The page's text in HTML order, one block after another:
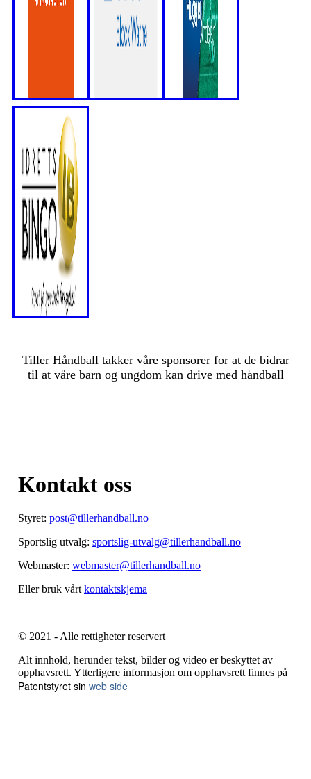
Tiller Håndball takker våre sponsorer for at de bidrar
til at våre barn og ungdom kan drive med håndball
Kontakt oss
Styret: post@tillerhandball.no
Sportslig utvalg: sportslig-utvalg@tillerhandball.no
Webmaster: webmaster@tillerhandball.no
Eller bruk vårt kontaktskjema
© 2021 - Alle rettigheter reservert
Alt innhold, herunder tekst, bilder og video er beskyttet av
opphavsrett. Ytterligere informasjon om opphavsrett finnes på
Patentstyret sin web side